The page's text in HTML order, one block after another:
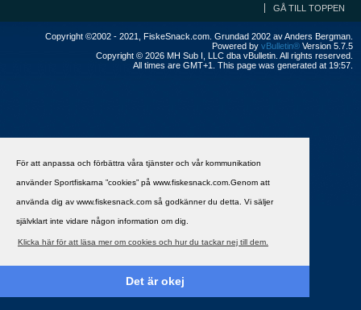
För att anpassa och förbättra våra tjänster och vår kommunikation
använder Sportfiskarna ”cookies” på www.fiskesnack.com.Genom att
använda dig av www.fiskesnack.com så godkänner du detta. Vi säljer
självklart inte vidare någon information om dig.
Klicka här för att läsa mer om cookies och hur du tackar nej till dem.
Det är okej
GÅ TILL TOPPEN
Copyright ©2002 - 2021, FiskeSnack.com. Grundad 2002 av Anders Bergman.
Powered by vBulletin® Version 5.7.5
Copyright © 2026 MH Sub I, LLC dba vBulletin. All rights reserved.
All times are GMT+1. This page was generated at 19:57.